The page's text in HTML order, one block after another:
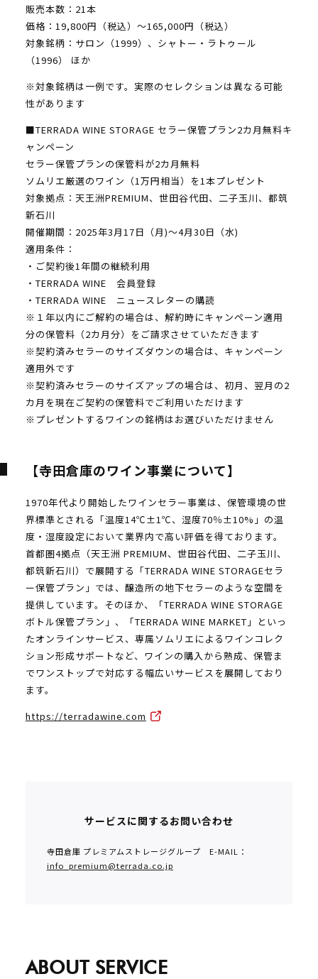
販売本数：21本
価格：19,800円（税込）～165,000円（税込）
対象銘柄：サロン（1999）、シャトー・ラトゥール
（1996） ほか
※対象銘柄は一例です。実際のセレクションは異なる可能
性があります
■TERRADA WINE STORAGE セラー保管プラン2カ月無料キ
ャンペーン
セラー保管プランの保管料が2カ月無料
ソムリエ厳選のワイン（1万円相当）を1本プレゼント
対象拠点：天王洲PREMIUM、世田谷代田、二子玉川、都筑
新石川
開催期間：2025年3月17日（月)～4月30日（水)
適用条件：
・ご契約後1年間の継続利用
・TERRADA WINE 会員登録
・TERRADA WINE ニュースレターの購読
※１年以内にご解約の場合は、解約時にキャンペーン適用
分の保管料（2カ月分）をご請求させていただきます
※契約済みセラーのサイズダウンの場合は、キャンペーン
適用外です
※契約済みセラーのサイズアップの場合は、初月、翌月の2
カ月を現在ご契約の保管料でご利用いただけます
※プレゼントするワインの銘柄はお選びいただけません
【寺田倉庫のワイン事業について】
1970年代より開始したワインセラー事業は、保管環境の世
界標準とされる「温度14℃±1℃、湿度70％±10%」の温
度・湿度設定において業界内で高い評価を得ております。
首都圏4拠点（天王洲 PREMIUM、世田谷代田、二子玉川、
都筑新石川）で展開する「TERRADA WINE STORAGEセラ
ー保管プラン」では、醸造所の地下セラーのような空間を
提供しています。そのほか、「TERRADA WINE STORAGE
ボトル保管プラン」、「TERRADA WINE MARKET」といっ
たオンラインサービス、専属ソムリエによるワインコレク
ション形成サポートなど、ワインの購入から熟成、保管ま
でワンストップで対応する幅広いサービスを展開しており
ます。
https://terradawine.com
サービスに関するお問い合わせ
寺田倉庫 プレミアムストレージグループ E-MAIL：
info_premium@terrada.co.jp
ABOUT SERVICE